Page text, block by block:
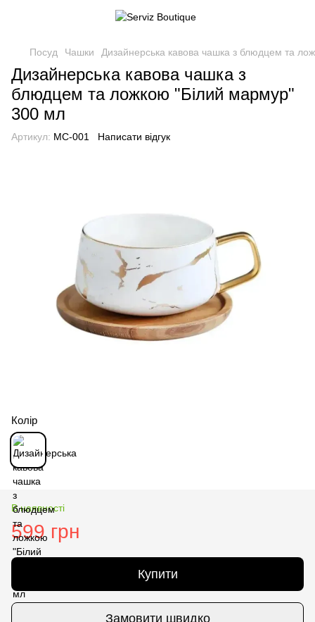
Посуд Чашки Дизайнерська кавова чашка з блюдцем та
Дизайнерська кавова чашка з
блюдцем та ложкою "Білий мармур"
300 мл
Артикул: MC-001 Написати відгук
Колір
В наявності
599 грн
Купити
Замовити швидко